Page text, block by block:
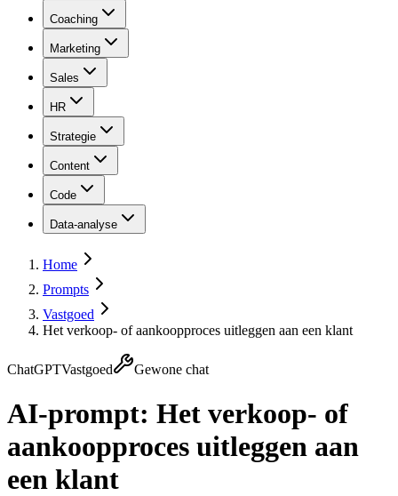
Coaching
Marketing
Sales
HR
Strategie
Content
Code
Data-analyse
Home
Prompts
Vastgoed
Het verkoop- of aankoopproces uitleggen aan een klant
ChatGPTVastgoed Gewone chat
AI-prompt: Het verkoop- of
aankoopproces uitleggen aan
een klant